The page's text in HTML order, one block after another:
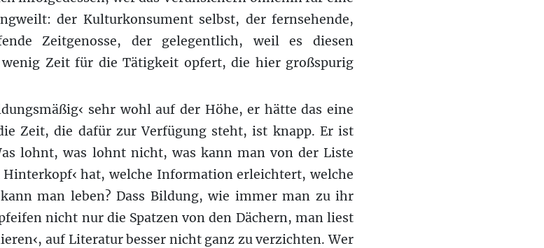
der Kulturkonsument selbst, der fernsehende,
Zeitgenosse, der gelegentlich, weil es diesen
Zeit für die Tätigkeit opfert, die hier großspurig
sehr wohl auf der Höhe, er hätte das eine
Zeit, die dafür zur Verfügung steht, ist knapp. Er ist
lohnt, was lohnt nicht, was kann man von der Liste
hat, welche Information erleichtert, welche
man leben? Dass Bildung, wie immer man zu ihr
nicht nur die Spatzen von den Dächern, man liest
auf Literatur besser nicht ganz zu verzichten. Wer